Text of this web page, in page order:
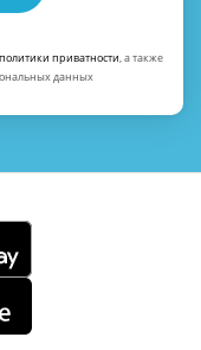
политики приватности, а также
данных